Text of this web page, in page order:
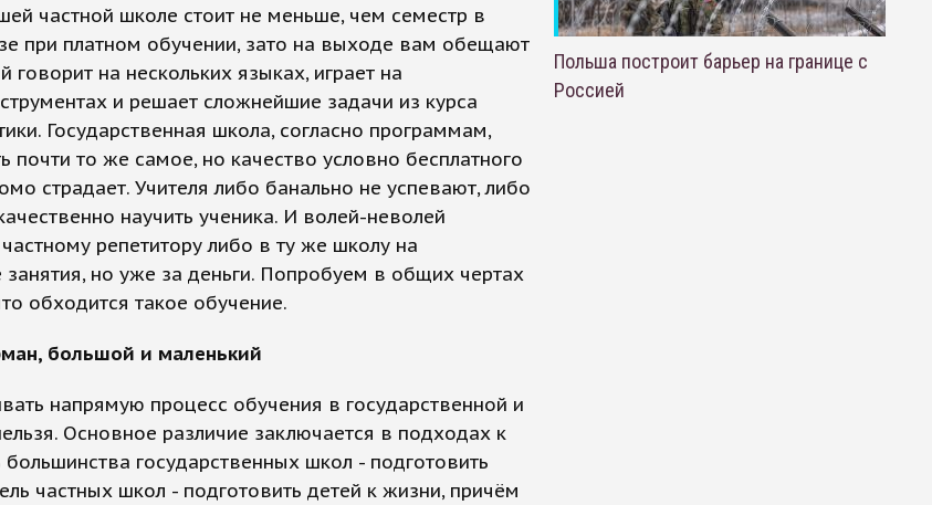
частной школе стоит не меньше, чем семестр в
при платном обучении, зато на выходе вам обещают
говорит на нескольких языках, играет на
и решает сложнейшие задачи из курса
Государственная школа, согласно программам,
почти то же самое, но качество условно бесплатного
страдает. Учителя либо банально не успевают, либо
научить ученика. И волей-неволей
репетитору либо в ту же школу на
занятия, но уже за деньги. Попробуем в общих чертах
обходится такое обучение.
большой и маленький
напрямую процесс обучения в государственной и
Основное различие заключается в подходах к
большинства государственных школ - подготовить
частных школ - подготовить детей к жизни, причём
Польша построит барьер на границе с
Россией